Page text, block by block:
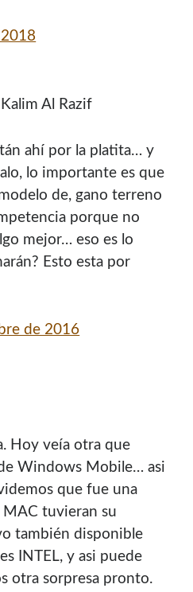
Kalim Al Razif
ahí por la platita… y
lo importante es que
de, gano terreno
porque no
mejor… eso es lo
Esto esta por
de 2016
Hoy veía otra que
Windows Mobile… asi
que fue una
MAC tuvieran su
también disponible
INTEL, y asi puede
otra sorpresa pronto.